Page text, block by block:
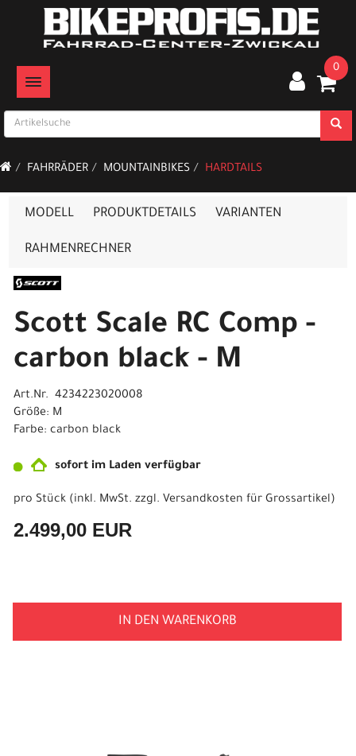
TOGGLE NAVIGATION
0
FAHRRÄDER MOUNTAINBIKES HARDTAILS
MODELL PRODUKTDETAILS VARIANTEN
RAHMENRECHNER
Scott Scale RC Comp -
carbon black - M
Art.Nr. 4234223020008
Größe: M
Farbe: carbon black
sofort im Laden verfügbar
pro Stück (inkl. MwSt. zzgl. Versandkosten für Grossartikel)
2.499,00 EUR
IN DEN WARENKORB